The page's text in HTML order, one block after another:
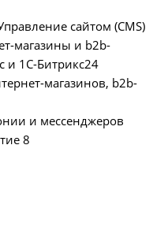
сайтом (CMS)
магазины и b2b-
и 1С-Битрикс24
магазинов, b2b-
и мессенджеров
8